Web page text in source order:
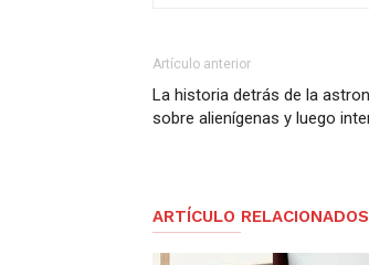
Artículo anterior
La historia detrás de la
sobre alienígenas y luego
ARTÍCULO RELACIONADOS